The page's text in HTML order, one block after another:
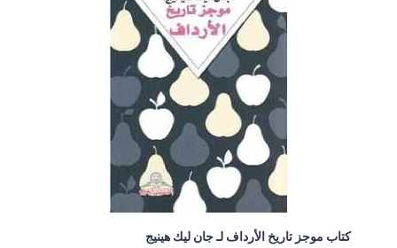
كتاب موجز تاريخ الأرداف لـ جان ليك هينيج